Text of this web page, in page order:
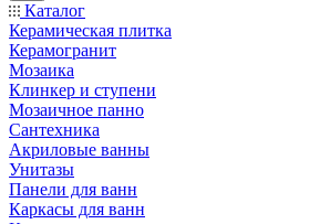
Каталог
Керамическая плитка
Керамогранит
Мозаика
Клинкер и ступени
Мозаичное панно
Сантехника
Акриловые ванны
Унитазы
Панели для ванн
Каркасы для ванн